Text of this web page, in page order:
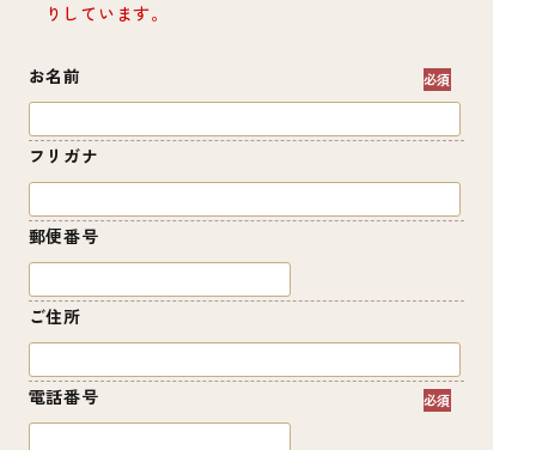
りしています。
お名前
フリガナ
郵便番号
ご住所
電話番号